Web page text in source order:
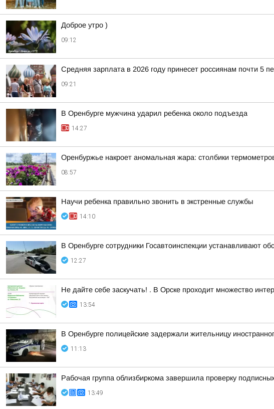
Доброе утро )
09:12
Средняя зарплата в 2026 году принесет россиянам почти 5
09:21
В Оренбурге мужчина ударил ребенка около подъезда
14:27
Оренбуржье накроет аномальная жара: столбики
08:57
Научи ребенка правильно звонить в экстренные службы
14:10
В Оренбурге сотрудники Госавтоинспекции устанавливают
12:27
Не дайте себе заскучать! . В Орске проходит множество
13:54
В Оренбурге полицейские задержали жительницу
11:13
Рабочая группа облизбиркома завершила проверку
13:49